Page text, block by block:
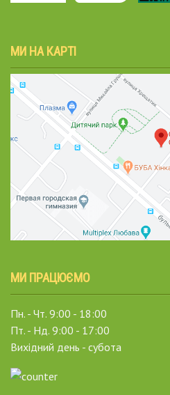
МИ НА КАРТІ
МИ ПРАЦЮЄМО
Пн. - Чт. 9:00 - 18:00
Пт. - Нд. 9:00 - 17:00
Вихідний день - субота